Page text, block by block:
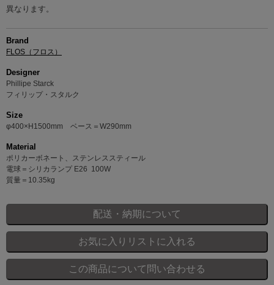
異なります。
Brand
FLOS（フロス）
Designer
Phillipe Starck
フィリップ・スタルク
Size
φ400×H1500mm ベース＝W290mm
Material
ポリカーボネート、ステンレススティール
電球＝シリカランプ E26 100W
質量＝10.35kg